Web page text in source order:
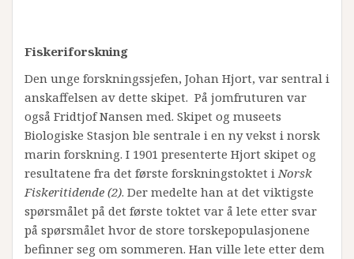
Fiskeriforskning
Den unge forskningssjefen, Johan Hjort, var sentral i
anskaffelsen av dette skipet. På jomfruturen var
også Fridtjof Nansen med. Skipet og museets
Biologiske Stasjon ble sentrale i en ny vekst i norsk
marin forskning. I 1901 presenterte Hjort skipet og
resultatene fra det første forskningstoktet iNorsk
Fiskeritidende (2). Der medelte han at det viktigste
spørsmålet på det første toktet var å lete etter svar
på spørsmålet hvor de store torskepopulasjonene
befinner seg om sommeren. Han ville lete etter dem